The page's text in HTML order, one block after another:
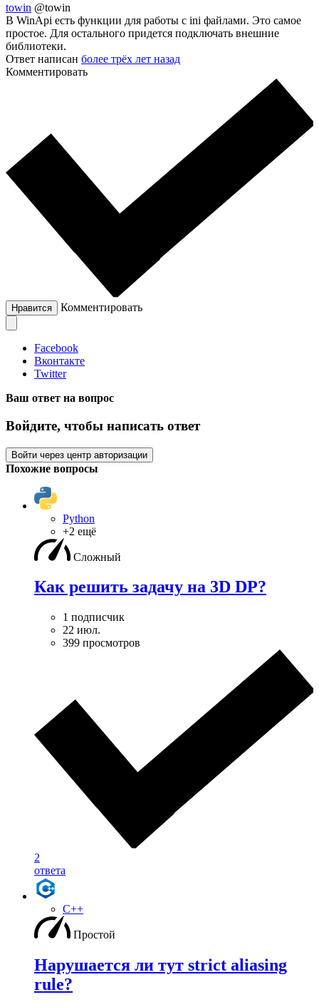
towin @towin
В WinApi есть функции для работы с ini файлами. Это самое
простое. Для остального придется подключать внешние
библиотеки.
Ответ написан более трёх лет назад
Комментировать
Нравится Комментировать
Facebook
Вконтакте
Twitter
Ваш ответ на вопрос
Войдите, чтобы написать ответ
Войти через центр авторизации
Похожие вопросы
Python
+2 ещё
Сложный
Как решить задачу на 3D DP?
1 подписчик
22 июл.
399 просмотров
2
ответа
C++
Простой
Нарушается ли тут strict aliasing
rule?